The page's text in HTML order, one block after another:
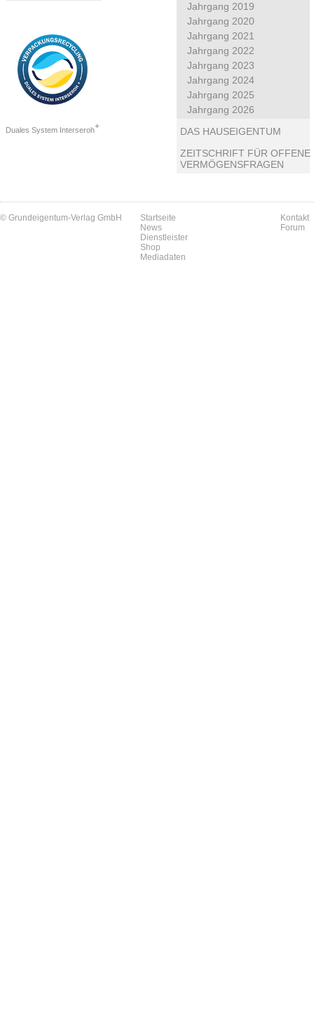
Duales System Interseroh+
Jahrgang 2019
Jahrgang 2020
Jahrgang 2021
Jahrgang 2022
Jahrgang 2023
Jahrgang 2024
Jahrgang 2025
Jahrgang 2026
DAS HAUSEIGENTUM
ZEITSCHRIFT FÜR OFFENE
VERMÖGENSFRAGEN
© Grundeigentum-Verlag GmbH
Startseite
News
Dienstleister
Shop
Mediadaten
Kontakt
Forum